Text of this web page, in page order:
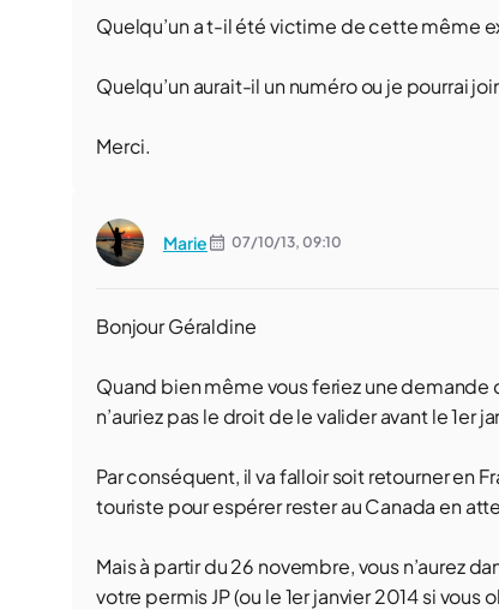
Quelqu’un a t-il été victime de cette même
Quelqu’un aurait-il un numéro ou je pourrai
Merci.
Marie 07/10/13, 09:10
Bonjour Géraldine
Quand bien même vous feriez une demande
n’auriez pas le droit de le valider avant le 1er
Par conséquent, il va falloir soit retourner en
touriste pour espérer rester au Canada en
Mais à partir du 26 novembre, vous n’aurez
votre permis JP (ou le 1er janvier 2014 si